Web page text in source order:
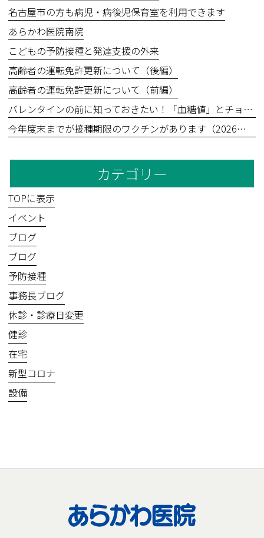
名古屋市の方も病児・病後児保育室を利用できます
あらかわ医院南院
こどもの予防接種と発達支援の外来
高齢者の運転免許更新について（後編）
高齢者の運転免許更新について（前編）
バレンタインの前に知っておきたい！「血糖値」とチョコレートの食べ方
今年度末までが接種期限のワクチンがあります（2026年3月31日まで）
カテゴリー
TOPに表示
イベント
ブログ
ブログ
予防接種
事務長ブログ
休診・診療日変更
健診
在宅
新型コロナ
設備